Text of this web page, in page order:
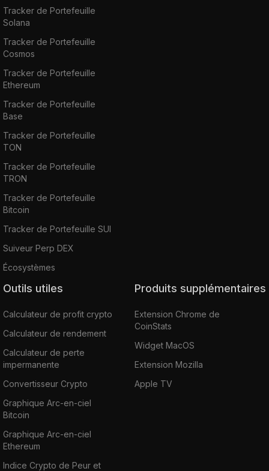
Tracker de Portefeuille
Solana
Tracker de Portefeuille
Cosmos
Tracker de Portefeuille
Ethereum
Tracker de Portefeuille
Base
Tracker de Portefeuille
TON
Tracker de Portefeuille
TRON
Tracker de Portefeuille
Bitcoin
Tracker de Portefeuille SUI
Suiveur Perp DEX
Écosystèmes
Outils utiles
Calculateur de profit crypto
Calculateur de rendement
Calculateur de perte
impermanente
Convertisseur Crypto
Graphique Arc-en-ciel
Bitcoin
Graphique Arc-en-ciel
Ethereum
Indice Crypto de Peur et
Produits supplémentaires
Extension Chrome de
CoinStats
Widget MacOS
Extension Mozilla
Apple TV